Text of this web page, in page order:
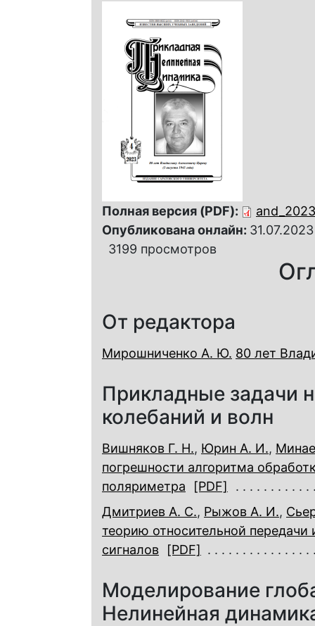
Полная версия (PDF):
Опубликована онлайн: 31.07.2023
3199 просмотров
От редактора
Мирошниченко А. Ю. 80 лет
Прикладные задачи
колебаний и волн
Вишняков Г. Н., Юрин А. И.,
погрешности алгоритма
поляриметра
[PDF]
Дмитриев А. С., Рыжов А. И.,
теорию относительной
сигналов
[PDF]
Моделирование
Нелинейная